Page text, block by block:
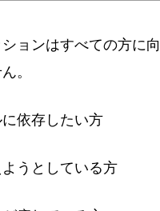
ションはすべての方に
。
依存したい方
うとしている方